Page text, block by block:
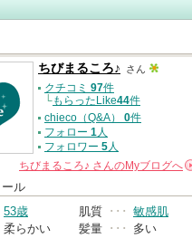
ちびまるころ♪ さん
クチコミ 97件
└もらったLike44件
chieco（Q&A） 0件
フォロー 1人
フォロワー 5人
ちびまるころ♪ さんのMyブログへ
ル
53歳 肌質 ･･･ 敏感肌
柔らかい 髪量 ･･･
多い